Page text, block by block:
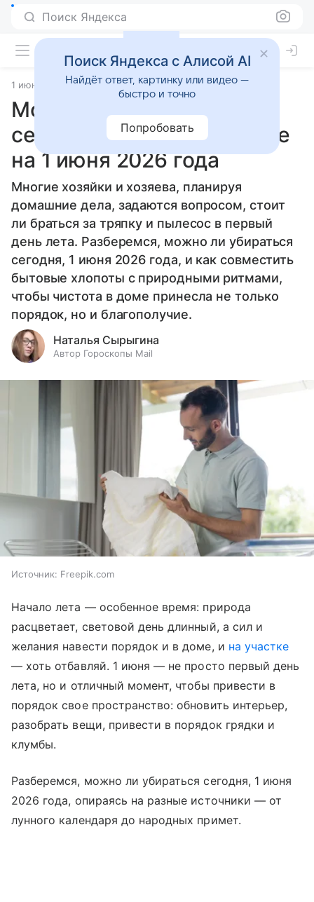
Поиск Яндекса
1 июня 2026 Источник:Гороскопы Mail Статьи
Можно ли убираться
сегодня: советы по уборке
на 1 июня 2026 года
Многие хозяйки и хозяева, планируя
домашние дела, задаются вопросом, стоит
ли браться за тряпку и пылесос в первый
день лета. Разберемся, можно ли убираться
сегодня, 1 июня 2026 года, и как совместить
бытовые хлопоты с природными ритмами,
чтобы чистота в доме принесла не только
порядок, но и благополучие.
Наталья Сырыгина
Автор Гороскопы Mail
Источник: Freepik.com
Начало лета — особенное время: природа
расцветает, световой день длинный, а сил и
желания навести порядок и в доме, и на участке
— хоть отбавляй. 1 июня — не просто первый день
лета, но и отличный момент, чтобы привести в
порядок свое пространство: обновить интерьер,
разобрать вещи, привести в порядок грядки и
клумбы.
Разберемся, можно ли убираться сегодня, 1 июня
2026 года, опираясь на разные источники — от
лунного календаря до народных примет.
Поиск Яндекса с Алисой AI
Найдёт ответ, картинку или видео —
быстро и точно
Попробовать